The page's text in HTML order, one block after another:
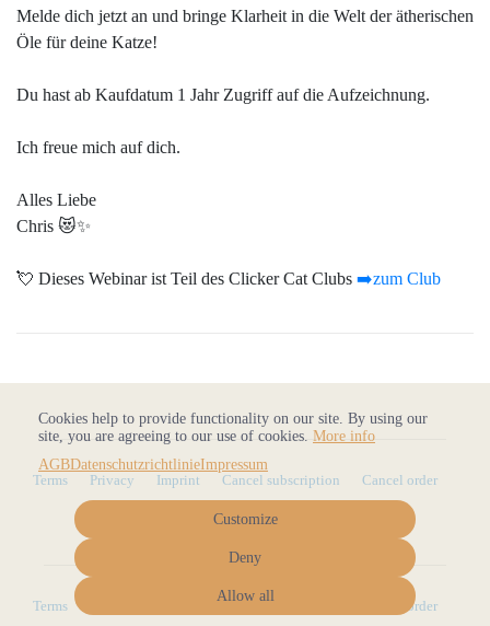
Melde dich jetzt an und bringe Klarheit in die Welt der ätherischen
Öle für deine Katze!
Du hast ab Kaufdatum 1 Jahr Zugriff auf die Aufzeichnung.
Ich freue mich auf dich.
Alles Liebe
Chris 😻✨
💘 Dieses Webinar ist Teil des Clicker Cat Clubs ➡️zum Club
Terms Privacy Imprint Cancel subscription Cancel order
Terms Cancel subscription Cancel order
Cookies help to provide functionality on our site. By using our
site, you are agreeing to our use of cookies. More info
AGBDatenschutzrichtlinieImpressum
Customize
Deny
Allow all